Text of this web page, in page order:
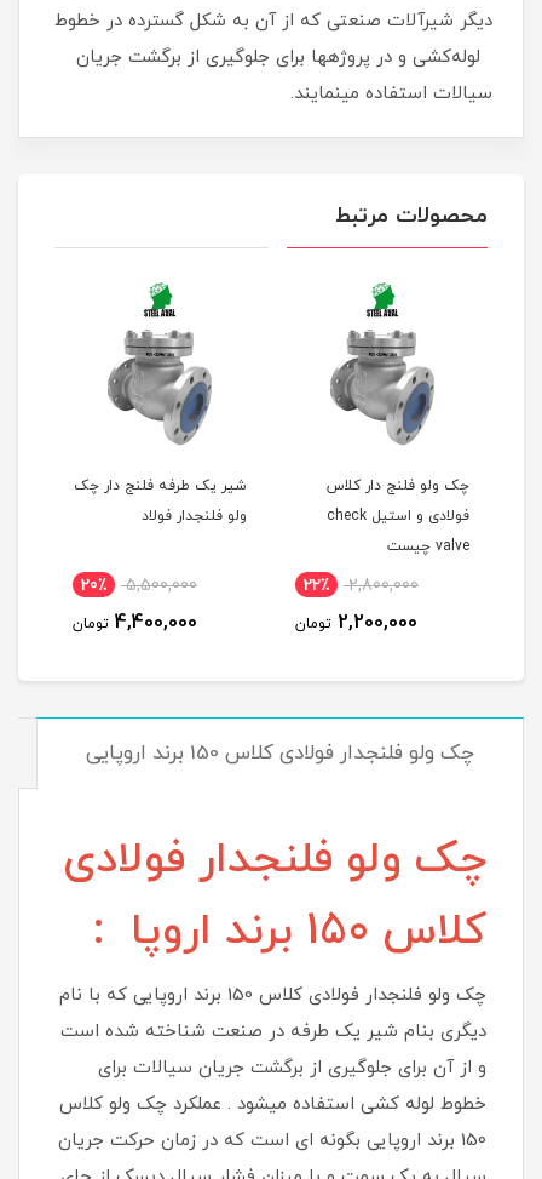
دیگر شیرآلات صنعتی که از آن به‌ شکل گسترده در خطوط
لوله‌کشی و در پروژهها برای جلوگیری از برگشت جریان
سیالات استفاده مینمایند.
محصولات مرتبط
چک ولو فلنج دار کلاس
فولادی و استیل check
valve چیست
2,800,000 22٪
2,200,000 تومان
شیر یک طرفه فلنج دار چک
ولو فلنجدار فولاد
5,500,000 20٪
4,400,000 تومان
چک ولو فلنجدار فولادی کلاس 150 برند اروپایی
چک ولو فلنجدار فولادی
کلاس 150 برند اروپا :
چک ولو فلنجدار فولادی کلاس 150 برند اروپایی که با نام
دیگری بنام شیر یک‌ طرفه در صنعت شناخته شده است
و از آن برای جلوگیری از برگشت جریان سیالات برای
خطوط لوله کشی استفاده میشود . عملکرد چک ولو کلاس
150 برند اروپایی بگونه ای است که در زمان حرکت جریان